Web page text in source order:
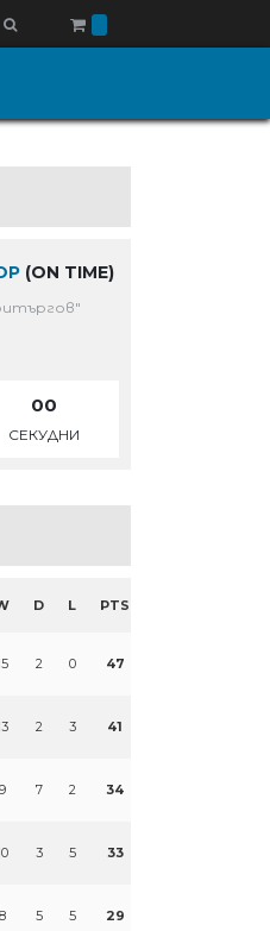
(ON TIME)
00
СЕКУДНИ
D L PTS
2 0 47
2 3 41
9 7 2 34
3 5 33
8 5 5 29